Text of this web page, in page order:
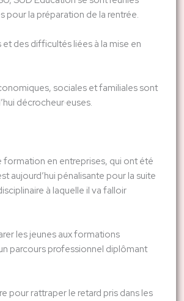
pour la préparation de la rentrée.
des difficultés liées à la mise en
sociales et familiales sont
décrocheur·euses.
en entreprises, qui ont été
aujourd’hui pénalisante pour la suite
à laquelle il va falloir
les jeunes aux formations
parcours professionnel diplômant
pour rattraper le retard pris dans les